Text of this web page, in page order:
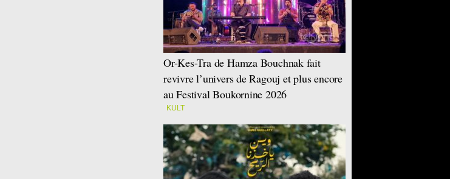
Or-Kes-Tra de Hamza Bouchnak fait
revivre l’univers de Ragouj et plus encore
au Festival Boukornine 2026
KULT